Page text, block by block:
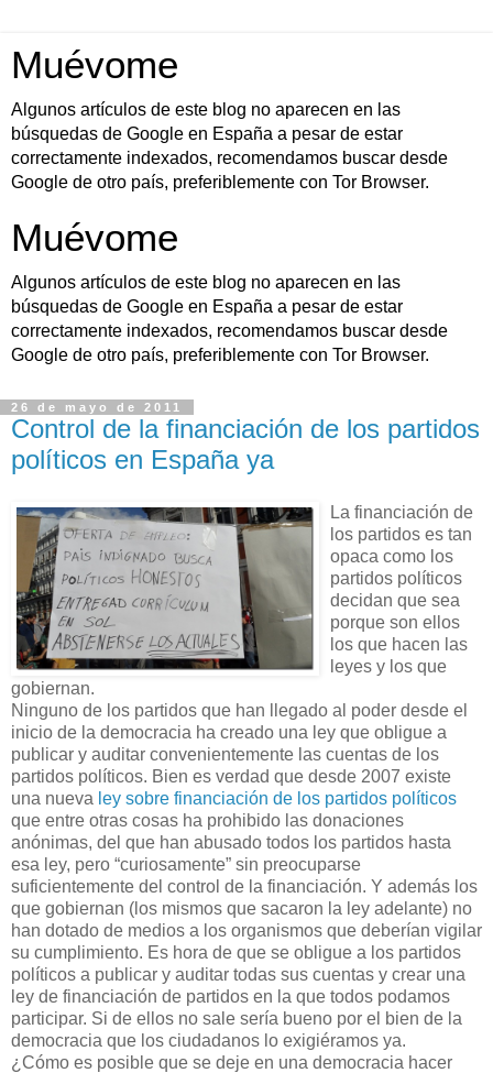
Muévome
Algunos artículos de este blog no aparecen en las
búsquedas de Google en España a pesar de estar
correctamente indexados, recomendamos buscar desde
Google de otro país, preferiblemente con Tor Browser.
Muévome
Algunos artículos de este blog no aparecen en las
búsquedas de Google en España a pesar de estar
correctamente indexados, recomendamos buscar desde
Google de otro país, preferiblemente con Tor Browser.
26 de mayo de 2011
Control de la financiación de los partidos
políticos en España ya
La financiación de
los partidos es tan
opaca como los
partidos políticos
decidan que sea
porque son ellos
los que hacen las
leyes y los que
gobiernan.
Ninguno de los partidos que han llegado al poder desde el
inicio de la democracia ha creado una ley que obligue a
publicar y auditar convenientemente las cuentas de los
partidos políticos. Bien es verdad que desde 2007 existe
una nueva ley sobre financiación de los partidos políticos
que entre otras cosas ha prohibido las donaciones
anónimas, del que han abusado todos los partidos hasta
esa ley, pero “curiosamente” sin preocuparse
suficientemente del control de la financiación. Y además los
que gobiernan (los mismos que sacaron la ley adelante) no
han dotado de medios a los organismos que deberían vigilar
su cumplimiento. Es hora de que se obligue a los partidos
políticos a publicar y auditar todas sus cuentas y crear una
ley de financiación de partidos en la que todos podamos
participar. Si de ellos no sale sería bueno por el bien de la
democracia que los ciudadanos lo exigiéramos ya.
¿Cómo es posible que se deje en una democracia hacer